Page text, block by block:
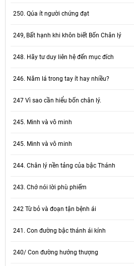
250. Qúa ít người chứng đạt
249, Bất hạnh khi khôn biết Bốn Chân lý
248. Hãy tư duy liên hệ đến mục đích
246. Năm lá trong tay ít hay nhiều?
247 Vì sao cần hiểu bốn chân lý.
245. Minh và vô minh
245. Minh và vô minh
244. Chân lý nền tảng của bậc Thánh
243. Chớ nói lời phù phiếm
242 Từ bỏ và đoạn tận bệnh ái
241. Con đường bậc thánh ái kính
240/ Con đường hướng thượng